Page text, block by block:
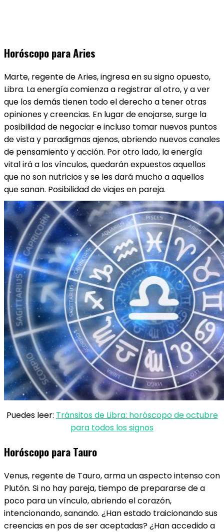
Horóscopo para Aries
Marte, regente de Aries, ingresa en su signo opuesto,
Libra. La energía comienza a registrar al otro, y a ver
que los demás tienen todo el derecho a tener otras
opiniones y creencias. En lugar de enojarse, surge la
posibilidad de negociar e incluso tomar nuevos puntos
de vista y paradigmas ajenos, abriendo nuevos canales
de pensamiento y acción. Por otro lado, la energía
vital irá a los vínculos, quedarán expuestos aquellos
que no son nutricios y se les dará mucho a aquellos
que sanan. Posibilidad de viajes en pareja.
Puedes leer: Tránsitos de Libra: horóscopo de octubre
para todos los signos
Horóscopo para Tauro
Venus, regente de Tauro, arma un aspecto intenso con
Plutón. Si no hay pareja, tiempo de prepararse de a
poco para un vínculo, abriendo el corazón,
intencionando, sanando. ¿Han estado traicionando sus
creencias en pos de ser aceptadas? ¿Han accedido a